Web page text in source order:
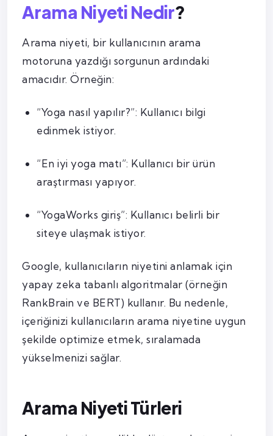
Arama Niyeti Nedir?
Arama niyeti, bir kullanıcının arama
motoruna yazdığı sorgunun ardındaki
amacıdır. Örneğin:
“Yoga nasıl yapılır?”: Kullanıcı bilgi
edinmek istiyor.
“En iyi yoga matı”: Kullanıcı bir ürün
araştırması yapıyor.
“YogaWorks giriş”: Kullanıcı belirli bir
siteye ulaşmak istiyor.
Google, kullanıcıların niyetini anlamak için
yapay zeka tabanlı algoritmalar (örneğin
RankBrain ve BERT) kullanır. Bu nedenle,
içeriğinizi kullanıcıların arama niyetine uygun
şekilde optimize etmek, sıralamada
yükselmenizi sağlar.
Arama Niyeti Türleri